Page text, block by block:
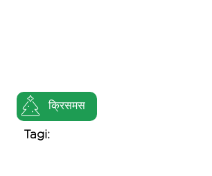
क्रिसमस
Tagi: